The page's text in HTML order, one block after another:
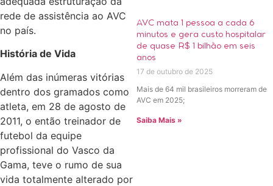
rede de assistência ao AVC
no país.
História de Vida
Além das inúmeras vitórias
dentro dos gramados como
atleta, em 28 de agosto de
2011, o então treinador de
futebol da equipe
profissional do Vasco da
Gama, teve o rumo de sua
vida totalmente alterado por
AVC mata 1 pessoa a cada 6
minutos e gera custo hospitalar
de quase R$ 1 bilhão em seis
anos
17 de outubro de 2025
Mais de 64 mil brasileiros morreram de
AVC em 2025;
Saiba Mais »